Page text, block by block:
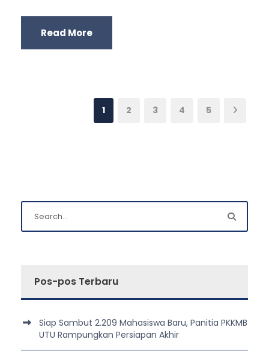
Read More
1 2 3 4 5
Pos-pos Terbaru
Siap Sambut 2.209 Mahasiswa Baru, Panitia PKKMB
UTU Rampungkan Persiapan Akhir